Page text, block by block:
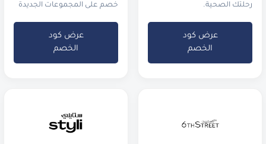
رحلتك الصحية.
عرض كود
الخصم
خصم على المجموعات الجديدة
عرض كود
الخصم